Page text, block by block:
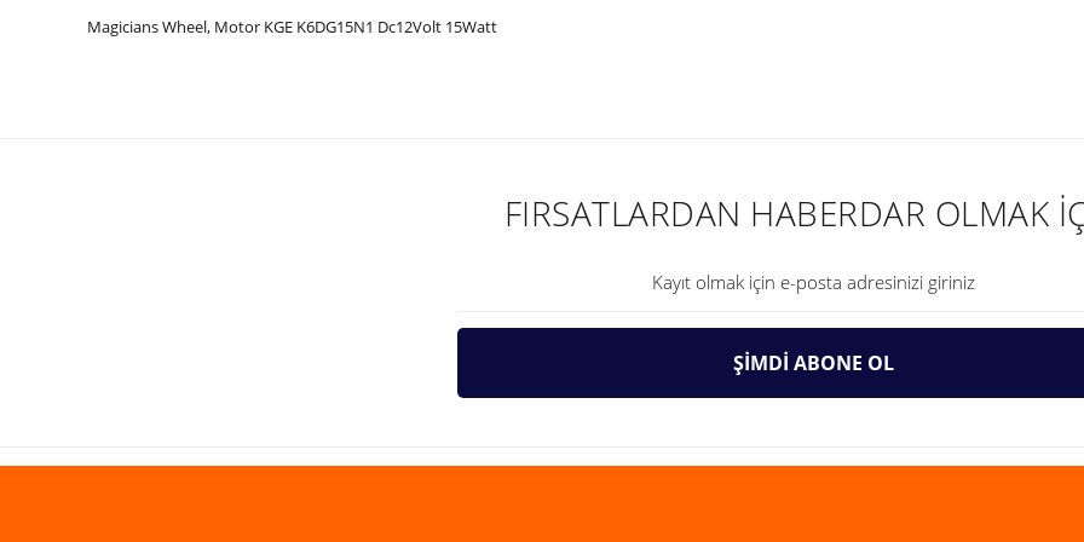
Magicians Wheel, Motor KGE K6DG15N1 Dc12Volt 15Watt
Gönder
FIRSATLARDAN HABERDAR OLMAK
ŞİMDİ ABONE OL